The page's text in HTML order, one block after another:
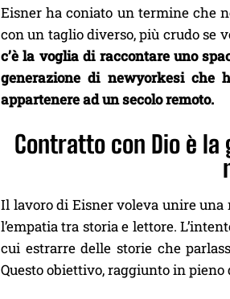
Eisner ha coniato un termine che
con un taglio diverso, più crudo se
c’è la voglia di raccontare uno
generazione di newyorkesi che
appartenere ad un secolo remoto.
Contratto con Dio è
Il lavoro di Eisner voleva unire una
l’empatia tra storia e lettore.
cui estrarre delle storie che
Questo obiettivo, raggiunto in pieno